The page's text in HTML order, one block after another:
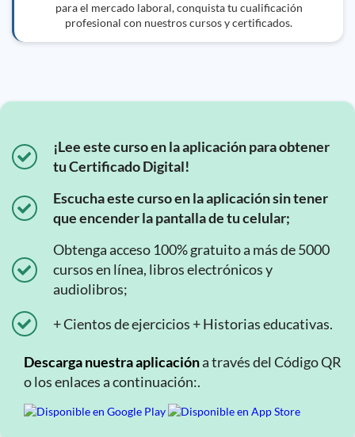
para el mercado laboral, conquista tu cualificación
profesional con nuestros cursos y certificados.
¡Lee este curso en la aplicación para obtener
tu Certificado Digital!
Escucha este curso en la aplicación sin tener
que encender la pantalla de tu celular;
Obtenga acceso 100% gratuito a más de 5000
cursos en línea, libros electrónicos y
audiolibros;
+ Cientos de ejercicios + Historias educativas.
Descarga nuestra aplicacióna través del Código QR
o los enlaces a continuación:.